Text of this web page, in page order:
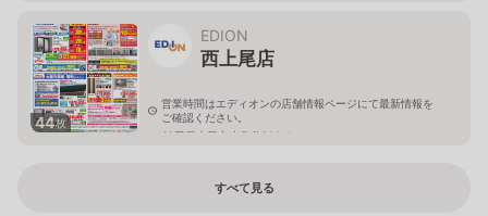
44枚
EDION
西上尾店
営業時間はエディオンの店舗情報ページにて最新情報を
ご確認ください。
埼玉県上尾市小敷谷809-1
すべて見る